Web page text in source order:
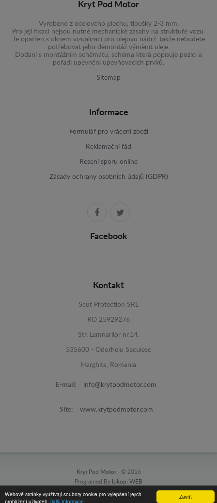
Zavřít
Webové stránky využívají soubory cookie pro vylepšení jejich
prohlížení uživateli. Další informace
Kryt Pod Motor
Vyrobeno z ocelového plechu, tloušky 2-3 mm.
Pro její fixaci nejsou nutné mechanické zásahy na struktuře vozu.
Je opatřen s oknem vizualizací pro olejovu nádrž, takže nebudete
potřebovat jeho demontáž výměnit oleje.
Dodaní s montážním schématu, schéma která popisuje pozici a
pořadí upevnění upevňovacích prvků.
Sitemap
Informace
Formulář pro vrácení zboží
Reklamační řád
Resení sporu online
Zásady ochrany osobních údajů (GDPR)
Facebook
Kontakt
Scut Protection SRL
RO 25929276
Str. Lemnarilor nr.14.
535600 - Odorheiu Secuiesc
Harghita, Romania
E-mail: info@krytpodmotor.com
Site: www.krytpodmotor.com
Kryt Pod Motor - © 2016
Programed By lokopi WEB